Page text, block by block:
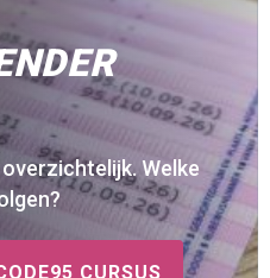
Welke
CURSUS